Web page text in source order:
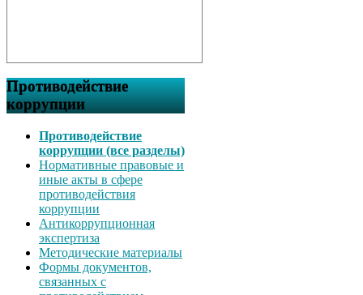
Противодействие
коррупции
Противодействие
коррупции (все разделы)
Нормативные правовые и
иные акты в сфере
противодействия
коррупции
Антикоррупционная
экспертиза
Методические материалы
Формы документов,
связанных с